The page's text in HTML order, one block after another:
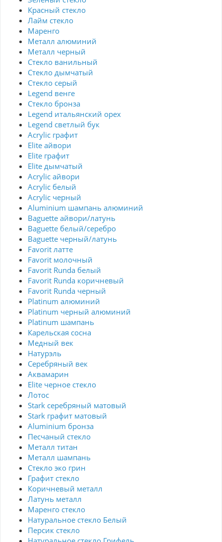
Красный стекло
Лайм стекло
Маренго
Металл алюминий
Металл черный
Стекло ванильный
Стекло дымчатый
Стекло серый
Legend венге
Стекло бронза
Legend итальянский орех
Legend светлый бук
Acrylic графит
Elite айвори
Elite графит
Elite дымчатый
Acrylic айвори
Acrylic белый
Acrylic черный
Aluminium шампань алюминий
Baguette айвори/латунь
Baguette белый/серебро
Baguette черный/латунь
Favorit латте
Favorit молочный
Favorit Runda белый
Favorit Runda коричневый
Favorit Runda черный
Platinum алюминий
Platinum черный алюминий
Platinum шампань
Карельская сосна
Медный век
Натурэль
Серебряный век
Аквамарин
Elite черное стекло
Лотос
Stark серебряный матовый
Stark графит матовый
Aluminium бронза
Песчаный стекло
Металл титан
Металл шампань
Стекло эко грин
Графит стекло
Коричневый металл
Латунь металл
Маренго стекло
Натуральное стекло Белый
Персик стекло